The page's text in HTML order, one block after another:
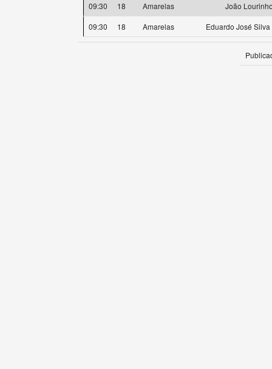
09:30 18 Amarelas
João
09:30
18 Amarelas Eduardo José Silva